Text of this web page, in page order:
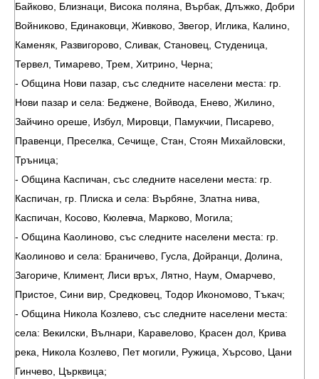
Байково, Близнаци, Висока поляна, Върбак, Длъжко, Добри
Войниково, Единаковци, Живково, Звегор, Иглика, Калино,
Каменяк, Развигорово, Сливак, Становец, Студеница,
Тервел, Тимарево, Трем, Хитрино, Черна;
- Община Нови пазар, със следните населени места: гр.
Нови пазар и села: Беджене, Войвода, Енево, Жилино,
Зайчино ореше, Избул, Мировци, Памукчии, Писарево,
Правенци, Преселка, Сечище, Стан, Стоян Михайловски,
Тръница;
- Община Каспичан, със следните населени места: гр.
Каспичан, гр. Плиска и села: Върбяне, Златна нива,
Каспичан, Косово, Кюлевча, Марково, Могила;
- Община Каолиново, със следните населени места: гр.
Каолиново и села: Браничево, Гусла, Дойранци, Долина,
Загориче, Климент, Лиси връх, Лятно, Наум, Омарчево,
Пристое, Сини вир, Средковец, Тодор Икономово, Тъкач;
- Община Никола Козлево, със следните населени места:
села: Векилски, Вълнари, Каравелово, Красен дол, Крива
река, Никола Козлево, Пет могили, Ружица, Хърсово, Цани
Гинчево, Църквица;